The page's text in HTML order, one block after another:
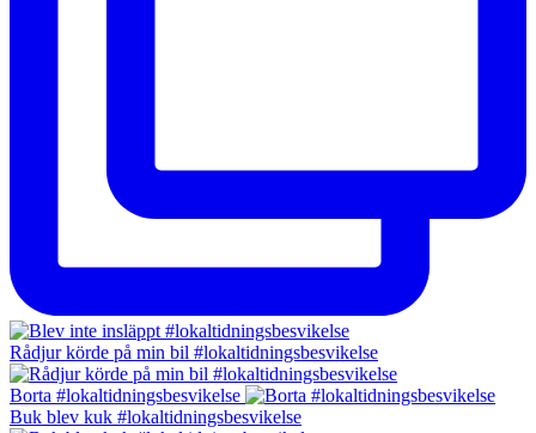
Rådjur körde på min bil #lokaltidningsbesvikelse
Borta #lokaltidningsbesvikelse
Buk blev kuk #lokaltidningsbesvikelse